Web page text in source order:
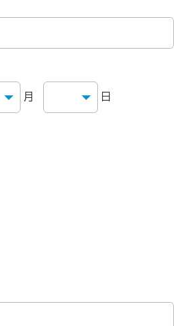
月 日